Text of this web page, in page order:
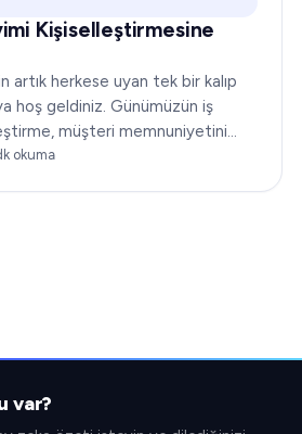
Kişiselleştirmesine
artık herkese uyan tek bir kalıp
hoş geldiniz. Günümüzün iş
müşteri memnuniyetini
Bu makale…
okuma
var?